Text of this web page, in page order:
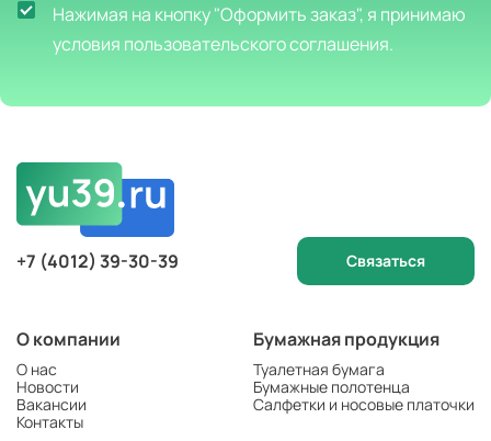
Нажимая на кнопку "Оформить заказ", я принимаю
условия пользовательского соглашения.
+7 (4012) 39-30-39 Связаться
О компании
О нас
Новости
Вакансии
Контакты
Бумажная продукция
Туалетная бумага
Бумажные полотенца
Салфетки и носовые платочки